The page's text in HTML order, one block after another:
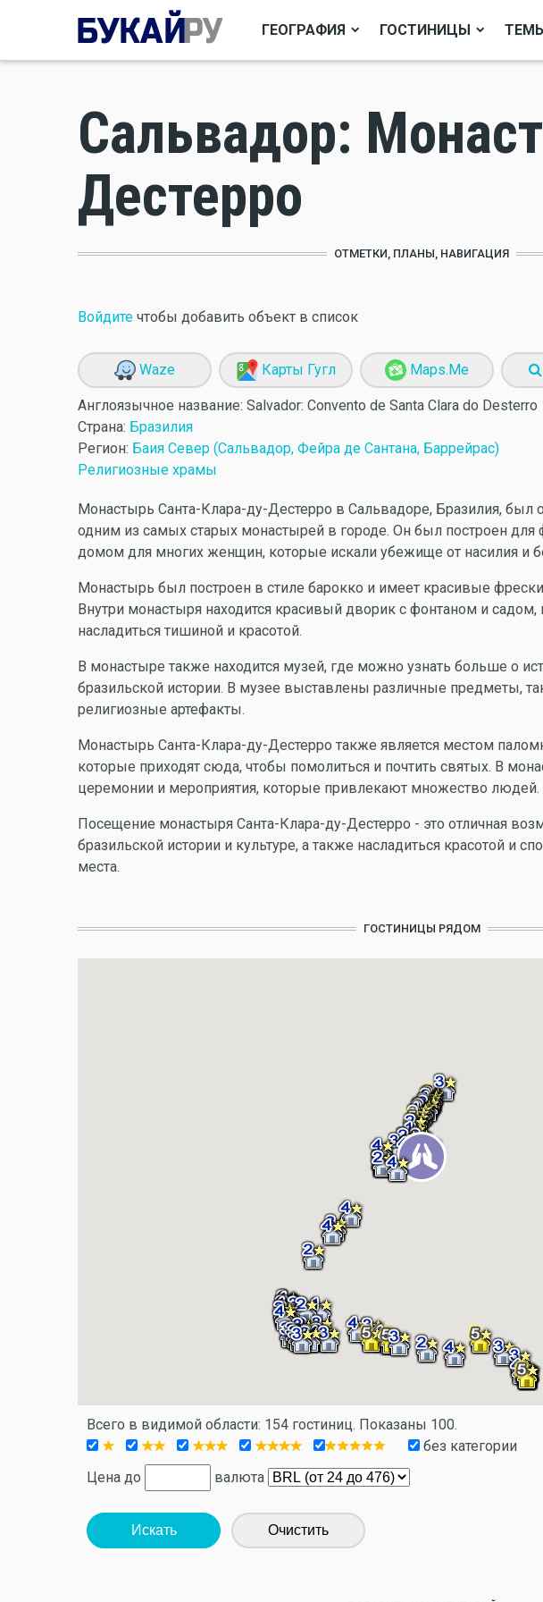
ГЕОГРАФИЯ ГОСТИНИЦЫ
Сальвадор:
Дестерро
ОТМЕТКИ, ПЛАНЫ, НАВИГАЦИЯ
Войдите чтобы добавить объект в список
Waze Карты Гугл Maps.Me
Англоязычное название: Salvador: Convento de Santa Clara do Desterro
Страна: Бразилия
Регион: Баия Север (Сальвадор, Фейра де Сантана, Баррейрас)
Религиозные храмы
Монастырь Санта-Клара-ду-Дестерро в Сальвадоре, Бразилия, был
одним из самых старых монастырей в городе. Он был построен
домом для многих женщин, которые искали убежище от насилия и
Монастырь был построен в стиле барокко и имеет красивые
Внутри монастыря находится красивый дворик с фонтаном и садом,
насладиться тишиной и красотой.
В монастыре также находится музей, где можно узнать больше о
бразильской истории. В музее выставлены различные предметы,
религиозные артефакты.
Монастырь Санта-Клара-ду-Дестерро также является местом
которые приходят сюда, чтобы помолиться и почтить святых. В
церемонии и мероприятия, которые привлекают множество людей.
Посещение монастыря Санта-Клара-ду-Дестерро - это отличная
бразильской истории и культуре, а также насладиться красотой и
места.
ГОСТИНИЦЫ РЯДОМ
Всего в видимой области: 154 гостиниц. Показаны 100.
без категории
Цена до
валюта
Искать Очистить